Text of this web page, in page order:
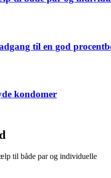
til en god
kondomer